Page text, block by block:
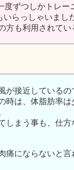
度ずつしかトレー
いらっしゃいまし
方も利用されてい
が接近している
時は、体脂肪率
しまう事も、仕
痛にならないと